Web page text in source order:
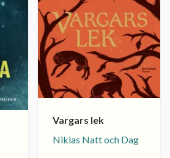
Vargars lek
Niklas Natt och Dag